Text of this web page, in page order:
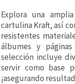
Explora una
cartulina Kraft, así
resistentes
álbumes y
selección incluye
servir como base
¡asegurando